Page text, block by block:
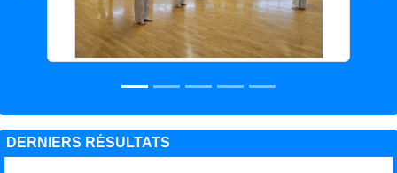
DERNIERS RÉSULTATS